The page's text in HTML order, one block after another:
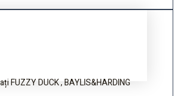
FUZZY DUCK , BAYLIS&HARDING